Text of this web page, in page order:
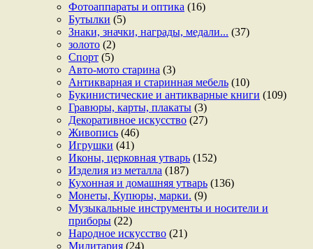
Фотоаппараты и оптика (16)
Бутылки (5)
Знаки, значки, награды, медали... (37)
золото (2)
Спорт (5)
Авто-мото старина (3)
Антикварная и старинная мебель (10)
Букинистические и антикварные книги (109)
Гравюры, карты, плакаты (3)
Декоративное искусство (27)
Живопись (46)
Игрушки (41)
Иконы, церковная утварь (152)
Изделия из металла (187)
Кухонная и домашняя утварь (136)
Монеты, Купюры, марки. (9)
Музыкальные инструменты и носители и
приборы (22)
Народное искусство (21)
Милитария (24)